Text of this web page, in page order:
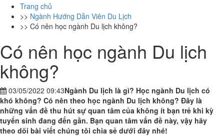
Trang chủ
>> Ngành Hướng Dẫn Viên Du Lịch
>> Có nên học ngành Du lịch không?
Có nên học ngành Du lịch
không?
03/05/2022 09:43Ngành Du lịch là gì? Học ngành Du lịch có
khó không? Có nên theo học ngành Du lịch không? Đây là
những vấn đề thu hút sự quan tâm của không ít bạn trẻ khi kỳ
tuyển sinh đang đến gần. Bạn quan tâm vấn đề này, vậy hãy
theo dõi bài viết chúng tôi chia sẻ dưới đây nhé!